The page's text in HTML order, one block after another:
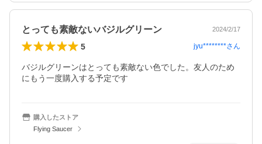
とっても素敵ないバジルグリーン 2024/2/17
5 jyu********さん
バジルグリーンはとっても素敵ない色でした。友人のため
にもう一度購入する予定です
購入したストア
Flying Saucer